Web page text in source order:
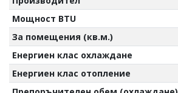
Мощност BTU
За помещения (кв.м.)
Енергиен клас охлаждане
Енергиен клас отопление